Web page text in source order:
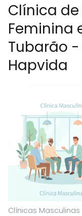
Clínica
Feminina
Tubarão -
Hapvida
Clínicas